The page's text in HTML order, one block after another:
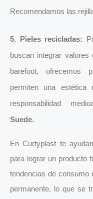
Recomendamos las
5. Pieles recicladas:
buscan integrar
barefoot, ofrecemos
permiten una
responsabilidad
Suede.
En Curtyplast te
para lograr un producto
tendencias de consumo
permanente, lo que se